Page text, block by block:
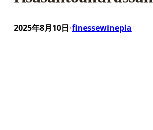
2025年8月10日•finessewinepia